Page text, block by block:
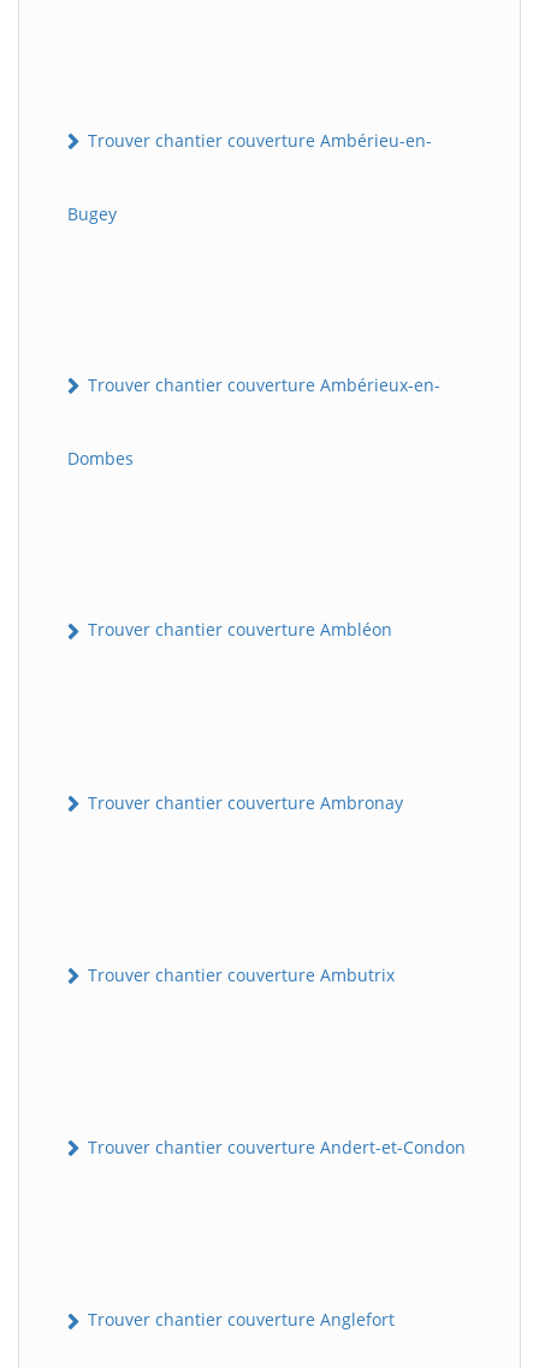
Trouver chantier couverture Ambérieu-en-
Bugey
Trouver chantier couverture Ambérieux-en-
Dombes
Trouver chantier couverture Ambléon
Trouver chantier couverture Ambronay
Trouver chantier couverture Ambutrix
Trouver chantier couverture Andert-et-Condon
Trouver chantier couverture Anglefort